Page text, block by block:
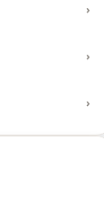
›
›
›